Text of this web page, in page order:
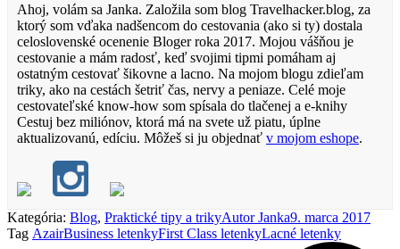
Ahoj, volám sa Janka. Založila som blog Travelhacker.blog, za
ktorý som vďaka nadšencom do cestovania (ako si ty) dostala
celoslovenské ocenenie Bloger roka 2017. Mojou vášňou je
cestovanie a mám radosť, keď svojimi tipmi pomáham aj
ostatným cestovať šikovne a lacno. Na mojom blogu zdieľam
triky, ako na cestách šetriť čas, nervy a peniaze. Celé moje
cestovateľské know-how som spísala do tlačenej a e-knihy
Cestuj bez miliónov, ktorá má na svete už piatu, úplne
aktualizovanú, edíciu. Môžeš si ju objednať v mojom eshope.
Kategória: Blog, Praktické tipy a trikyAutorJanka9. marca 2017
Tag AzairBusiness letenkyFirst Class letenkyLacné letenky